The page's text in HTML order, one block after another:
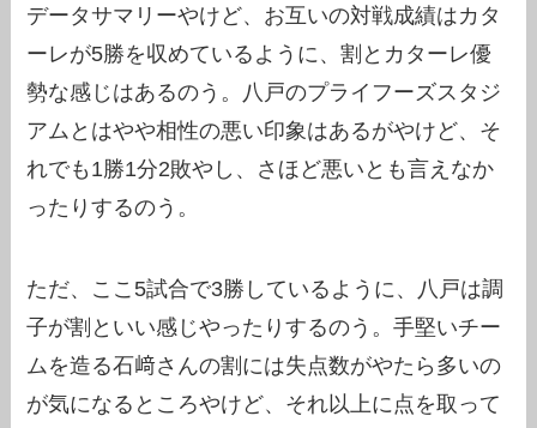
データサマリーやけど、お互いの対戦成績はカタ
ーレが5勝を収めているように、割とカターレ優
勢な感じはあるのう。八戸のプライフーズスタジ
アムとはやや相性の悪い印象はあるがやけど、そ
れでも1勝1分2敗やし、さほど悪いとも言えなか
ったりするのう。
ただ、ここ5試合で3勝しているように、八戸は調
子が割といい感じやったりするのう。手堅いチー
ムを造る石﨑さんの割には失点数がやたら多いの
が気になるところやけど、それ以上に点を取って